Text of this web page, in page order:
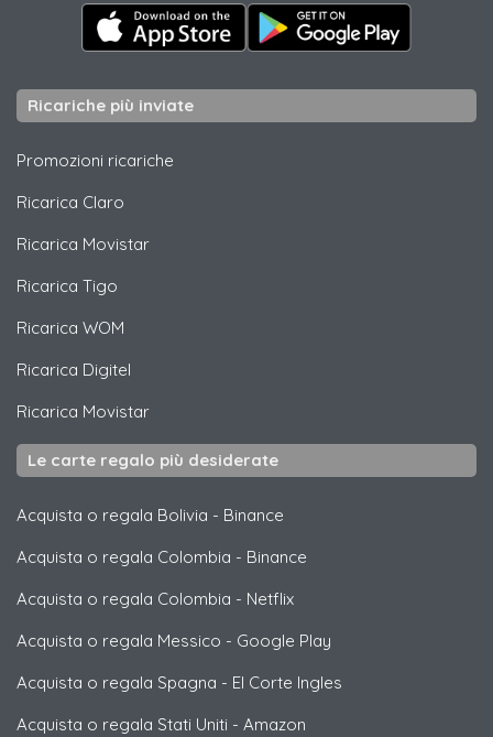
Ricariche più inviate
Promozioni ricariche
Ricarica Claro
Ricarica Movistar
Ricarica Tigo
Ricarica WOM
Ricarica Digitel
Ricarica Movistar
Le carte regalo più desiderate
Acquista o regala Bolivia - Binance
Acquista o regala Colombia - Binance
Acquista o regala Colombia - Netflix
Acquista o regala Messico - Google Play
Acquista o regala Spagna - El Corte Ingles
Acquista o regala Stati Uniti - Amazon